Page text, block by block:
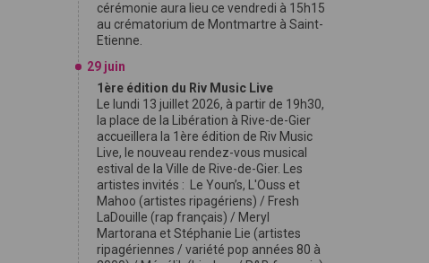
cérémonie aura lieu ce vendredi à 15h15
au crématorium de Montmartre à Saint-
Etienne.
29 juin
1ère édition du Riv Music Live
Le lundi 13 juillet 2026, à partir de 19h30,
la place de la Libération à Rive-de-Gier
accueillera la 1ère édition de Riv Music
Live, le nouveau rendez-vous musical
estival de la Ville de Rive-de-Gier. Les
artistes invités : Le Youn’s, L'Ouss et
Mahoo (artistes ripagériens) / Fresh
LaDouille (rap français) / Meryl
Martorana et Stéphanie Lie (artistes
ripagériennes / variété pop années 80 à